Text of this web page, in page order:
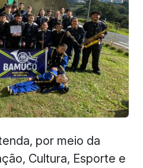
por meio da
Cultura, Esporte e